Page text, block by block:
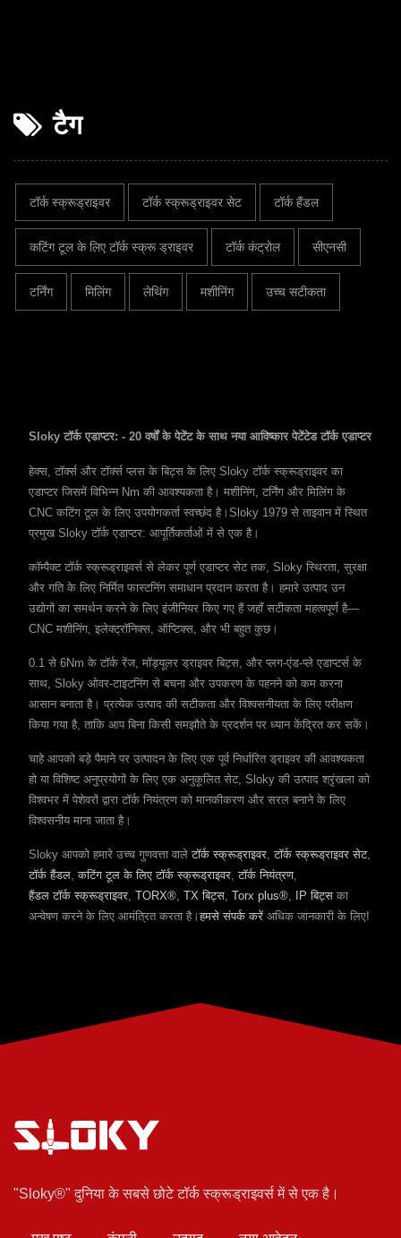
टैग
टॉर्क स्क्रूड्राइवर टॉर्क स्क्रूड्राइवर सेट टॉर्क हैंडल
कटिंग टूल के लिए टॉर्क स्क्रू ड्राइवर टॉर्क कंट्रोल सीएनसी
टर्निंग मिलिंग लेथिंग मशीनिंग उच्च सटीकता
Sloky टॉर्क एडाप्टर: - 20 वर्षों के पेटेंट के साथ नया आविष्कार पेटेंटेड टॉर्क एडाप्टर
हेक्स, टॉर्क्स और टॉर्क्स प्लस के बिट्स के लिए Sloky टॉर्क स्क्रूड्राइवर का
एडाप्टर जिसमें विभिन्न Nm की आवश्यकता है। मशीनिंग, टर्निंग और मिलिंग के
CNC कटिंग टूल के लिए उपयोगकर्ता स्वच्छंद है।Sloky 1979 से ताइवान में स्थित
प्रमुख Sloky टॉर्क एडाप्टर: आपूर्तिकर्ताओं में से एक है।
कॉम्पैक्ट टॉर्क स्क्रूड्राइवर्स से लेकर पूर्ण एडाप्टर सेट तक, Sloky स्थिरता, सुरक्षा
और गति के लिए निर्मित फास्टनिंग समाधान प्रदान करता है। हमारे उत्पाद उन
उद्योगों का समर्थन करने के लिए इंजीनियर किए गए हैं जहाँ सटीकता महत्वपूर्ण है—
CNC मशीनिंग, इलेक्ट्रॉनिक्स, ऑप्टिक्स, और भी बहुत कुछ।
0.1 से 6Nm के टॉर्क रेंज, मॉड्यूलर ड्राइवर बिट्स, और प्लग-एंड-प्ले एडाप्टर्स के
साथ, Sloky ओवर-टाइटनिंग से बचना और उपकरण के पहनने को कम करना
आसान बनाता है। प्रत्येक उत्पाद की सटीकता और विश्वसनीयता के लिए परीक्षण
किया गया है, ताकि आप बिना किसी समझौते के प्रदर्शन पर ध्यान केंद्रित कर सकें।
चाहे आपको बड़े पैमाने पर उत्पादन के लिए एक पूर्व निर्धारित ड्राइवर की आवश्यकता
हो या विशिष्ट अनुप्रयोगों के लिए एक अनुकूलित सेट, Sloky की उत्पाद श्रृंखला को
विश्वभर में पेशेवरों द्वारा टॉर्क नियंत्रण को मानकीकरण और सरल बनाने के लिए
विश्वसनीय माना जाता है।
Sloky आपको हमारे उच्च गुणवत्ता वालेटॉर्क स्क्रूड्राइवर ,टॉर्क स्क्रूड्राइवर सेट,
टॉर्क हैंडल ,कटिंग टूल के लिए टॉर्क स्क्रूड्राइवर ,टॉर्क नियंत्रण
हैंडल टॉर्क स्क्रूड्राइवर TORX® TX बिट्स Torx plus® IP बिट्स का
अन्वेषण करने के लिए आमंत्रित करता है।हमसे संपर्क करें अधिक जानकारी के लिए!
"Sloky®" दुनिया के सबसे छोटे टॉर्क स्क्रूड्राइवर्स में से एक है।